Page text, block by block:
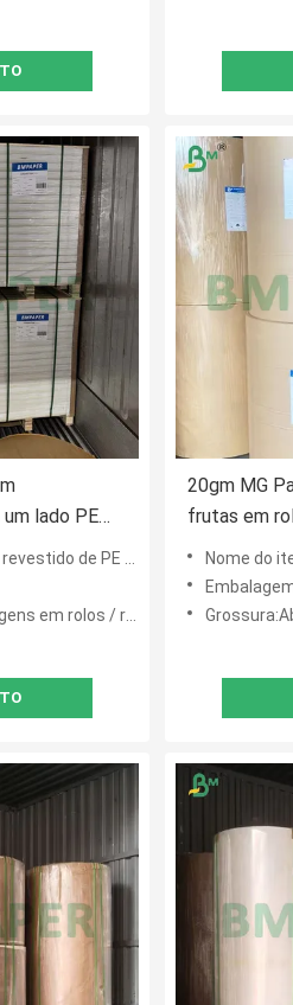
lado PE
de papel
de PE de um lado
rolos / reams / folhas
20gm MG
frutas em
máquina
Nome do